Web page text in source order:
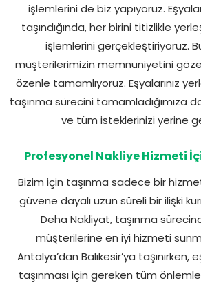
işlemlerini de biz yapıyoruz.
taşındığında, her birini titizlikle
işlemlerini gerçekleştiriyoruz.
müşterilerimizin memnuniyetini
özenle tamamlıyoruz. Eşyalarınız
taşınma sürecini tamamladığımıza
ve tüm isteklerinizi yerine
Profesyonel Nakliye Hizmeti
Bizim için taşınma sadece bir
güvene dayalı uzun süreli bir ilişki
Deha Nakliyat, taşınma
müşterilerine en iyi hizmeti
Antalya’dan Balıkesir’ya taşınırken,
taşınması için gereken tüm